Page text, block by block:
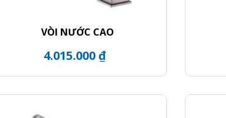
VÒI NƯỚC CAO
4.015.000 ₫